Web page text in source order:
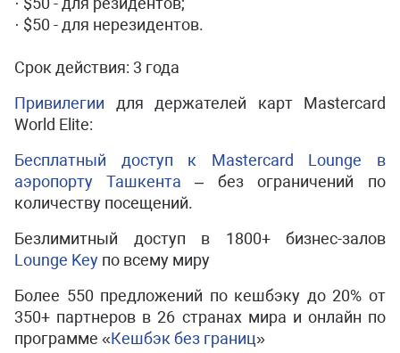
· $50 - для нерезидентов.
Срок действия: 3 года
Привилегии для держателей карт Mastercard
World Elite:
Бесплатный доступ к Mastercard Lounge в
аэропорту Ташкента – без ограничений по
количеству посещений.
Безлимитный доступ в 1800+ бизнес-залов
Lounge Key по всему миру
Более 550 предложений по кешбэку до 20% от
350+ партнеров в 26 странах мира и онлайн по
программе «Кешбэк без границ»